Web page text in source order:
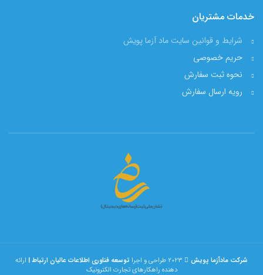
خدمات مشتریان
شرایط و قوانین سایت ماد آزما پویش
حریم خصوصی
نحوه ثبت سفارش
رویه ارسال سفارش
شرکت مادآزما پویش توسعه فناوری اطلاعات عالیان ارتباط | ارائه
دهنده راهکارهای تجارت الکترونیک